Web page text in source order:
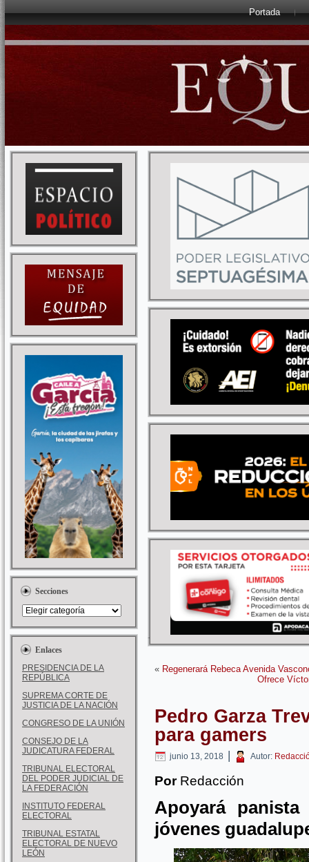
Portada
Secciones
Enlaces
PRESIDENCIA DE LA
REPÚBLICA
SUPREMA CORTE DE
JUSTICIA DE LA NACIÓN
CONGRESO DE LA UNIÓN
CONSEJO DE LA
JUDICATURA FEDERAL
TRIBUNAL ELECTORAL
DEL PODER JUDICIAL DE
LA FEDERACIÓN
INSTITUTO FEDERAL
ELECTORAL
TRIBUNAL ESTATAL
ELECTORAL DE NUEVO
LEÓN
« Regenerará Rebeca Avenida
Ofrece
Pedro Garza
para gamers
junio 13, 2018 | Autor:
PorRedacción
Apoyará
jóvenes